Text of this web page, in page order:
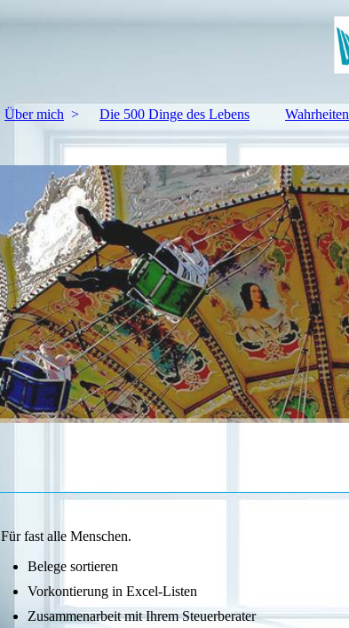
Über mich Die 500 Dinge des Lebens Wahrheiten
Für fast alle Menschen.
Belege sortieren
Vorkontierung in Excel-Listen
Zusammenarbeit mit Ihrem Steuerberater